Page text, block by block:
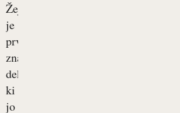
Žeja
je
prvi
znak
dehidracije,
ki
jo